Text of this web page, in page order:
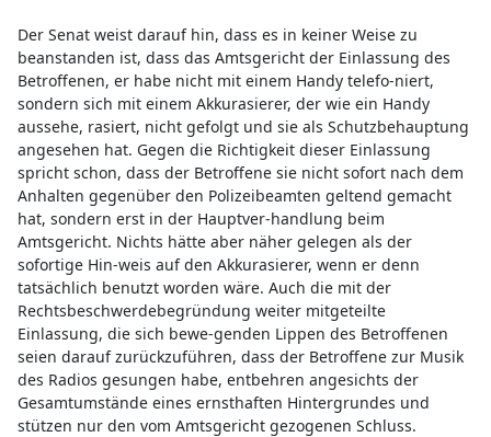
Der Senat weist darauf hin, dass es in keiner Weise zu
beanstanden ist, dass das Amtsgericht der Einlassung des
Betroffenen, er habe nicht mit einem Handy telefo-niert,
sondern sich mit einem Akkurasierer, der wie ein Handy
aussehe, rasiert, nicht gefolgt und sie als Schutzbehauptung
angesehen hat. Gegen die Richtigkeit dieser Einlassung
spricht schon, dass der Betroffene sie nicht sofort nach dem
Anhalten gegenüber den Polizeibeamten geltend gemacht
hat, sondern erst in der Hauptver-handlung beim
Amtsgericht. Nichts hätte aber näher gelegen als der
sofortige Hin-weis auf den Akkurasierer, wenn er denn
tatsächlich benutzt worden wäre. Auch die mit der
Rechtsbeschwerdebegründung weiter mitgeteilte
Einlassung, die sich bewe-genden Lippen des Betroffenen
seien darauf zurückzuführen, dass der Betroffene zur Musik
des Radios gesungen habe, entbehren angesichts der
Gesamtumstände eines ernsthaften Hintergrundes und
stützen nur den vom Amtsgericht gezogenen Schluss.